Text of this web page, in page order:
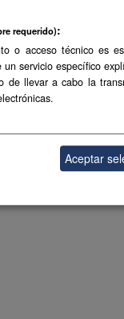
requerido)
o acceso técnico es
un servicio específico
de llevar a cabo la
Aceptar